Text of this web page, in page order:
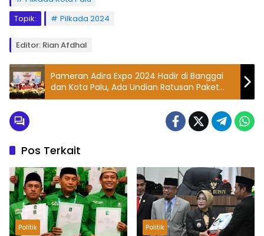
Topik:
Pilkada 2024
Editor: Rian Afdhal
Pameran Adira Expo 2024 Hadir di Banggai
dan Kota Palu, Ada Undian Ratusan Paket
Umrah
Pos Terkait
Politik Politik